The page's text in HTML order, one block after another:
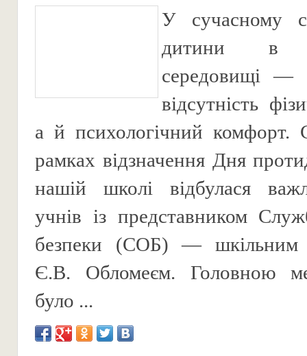
У сучасному
дитини в
середовищі
відсутність
а й психологічний комфорт.
рамках відзначення Дня
нашій школі відбулася
учнів із представником
безпеки (СОБ) — шкільним
Є.В. Обломеєм. Головною
було ...